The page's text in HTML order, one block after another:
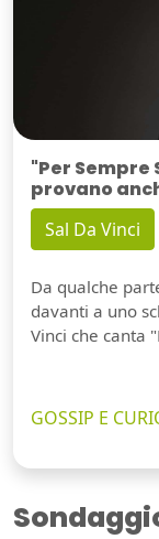
"Per
provano
Sal Da Vinci
Da qualche
davanti a uno
Vinci che canta
GOSSIP E